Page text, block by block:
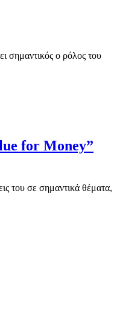
σημαντικός ο ρόλος του
for Money”
του σε σημαντικά θέματα,